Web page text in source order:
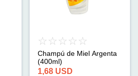
Champú de Miel Argenta
(400ml)
1,68 USD